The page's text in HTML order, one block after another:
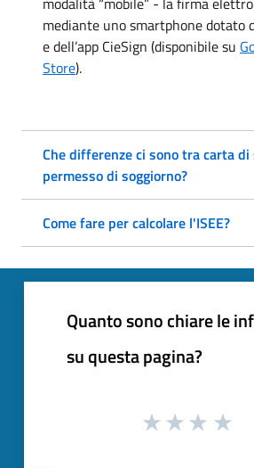
mediante uno smartphone dotato
e dell’app CieSign (disponibile su
Store).
Che differenze ci sono tra carta di
permesso di soggiorno?
Come fare per calcolare l'ISEE?
Quanto sono chiare le
su questa pagina?